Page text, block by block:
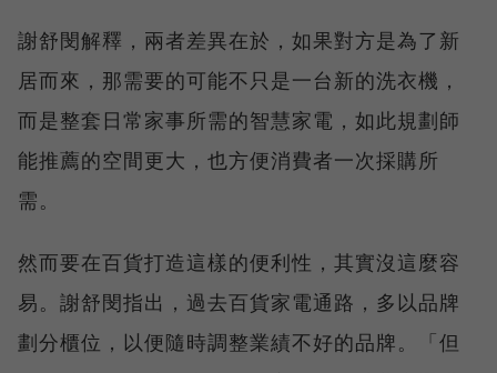
謝舒閔解釋，兩者差異在於，如果對方是為了新
居而來，那需要的可能不只是一台新的洗衣機，
而是整套日常家事所需的智慧家電，如此規劃師
能推薦的空間更大，也方便消費者一次採購所
需。
然而要在百貨打造這樣的便利性，其實沒這麼容
易。謝舒閔指出，過去百貨家電通路，多以品牌
劃分櫃位，以便隨時調整業績不好的品牌。「但